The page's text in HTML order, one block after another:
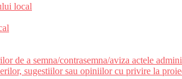
local
de a semna/contrasemna/aviza actele
sugestiilor sau opiniilor cu privire la